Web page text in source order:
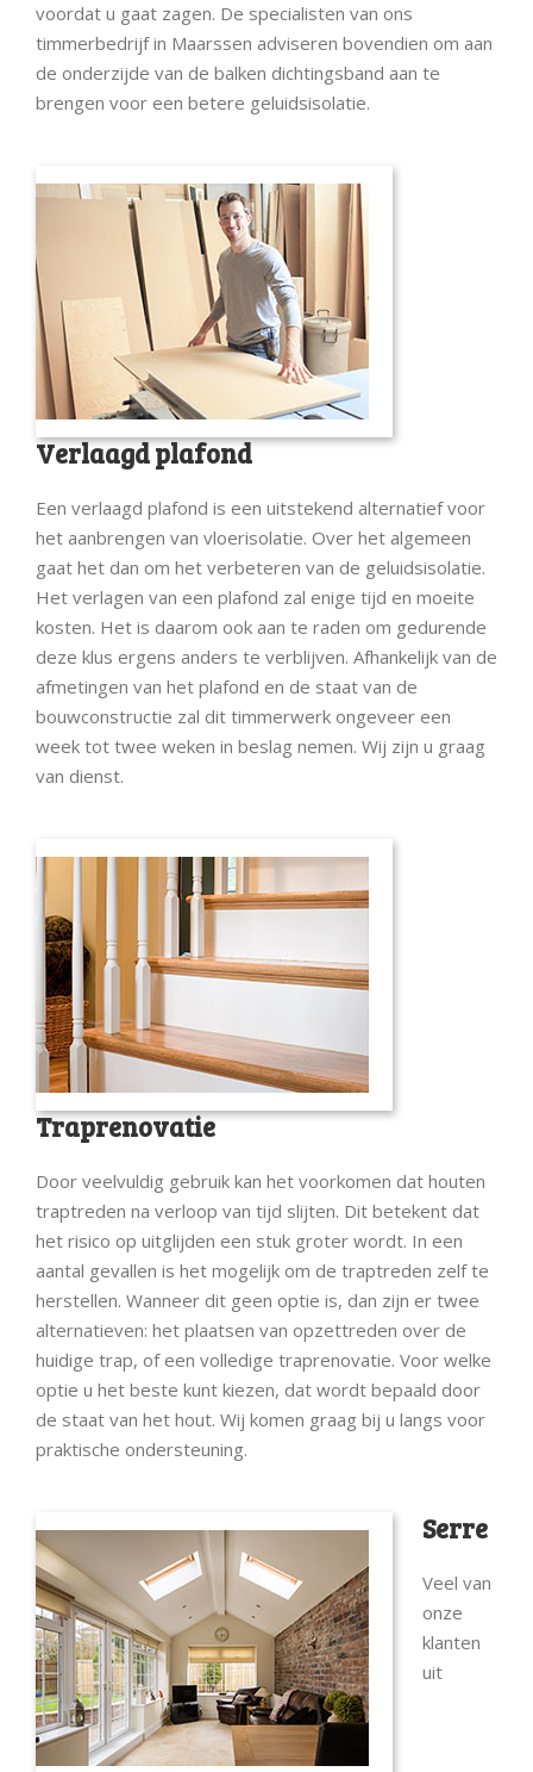
voordat u gaat zagen. De specialisten van ons
timmerbedrijf in Maarssen adviseren bovendien om aan
de onderzijde van de balken dichtingsband aan te
brengen voor een betere geluidsisolatie.
Verlaagd plafond
Een verlaagd plafond is een uitstekend alternatief voor
het aanbrengen van vloerisolatie. Over het algemeen
gaat het dan om het verbeteren van de geluidsisolatie.
Het verlagen van een plafond zal enige tijd en moeite
kosten. Het is daarom ook aan te raden om gedurende
deze klus ergens anders te verblijven. Afhankelijk van de
afmetingen van het plafond en de staat van de
bouwconstructie zal dit timmerwerk ongeveer een
week tot twee weken in beslag nemen. Wij zijn u graag
van dienst.
Traprenovatie
Door veelvuldig gebruik kan het voorkomen dat houten
traptreden na verloop van tijd slijten. Dit betekent dat
het risico op uitglijden een stuk groter wordt. In een
aantal gevallen is het mogelijk om de traptreden zelf te
herstellen. Wanneer dit geen optie is, dan zijn er twee
alternatieven: het plaatsen van opzettreden over de
huidige trap, of een volledige traprenovatie. Voor welke
optie u het beste kunt kiezen, dat wordt bepaald door
de staat van het hout. Wij komen graag bij u langs voor
praktische ondersteuning.
Serre
Veel van
onze
klanten
uit